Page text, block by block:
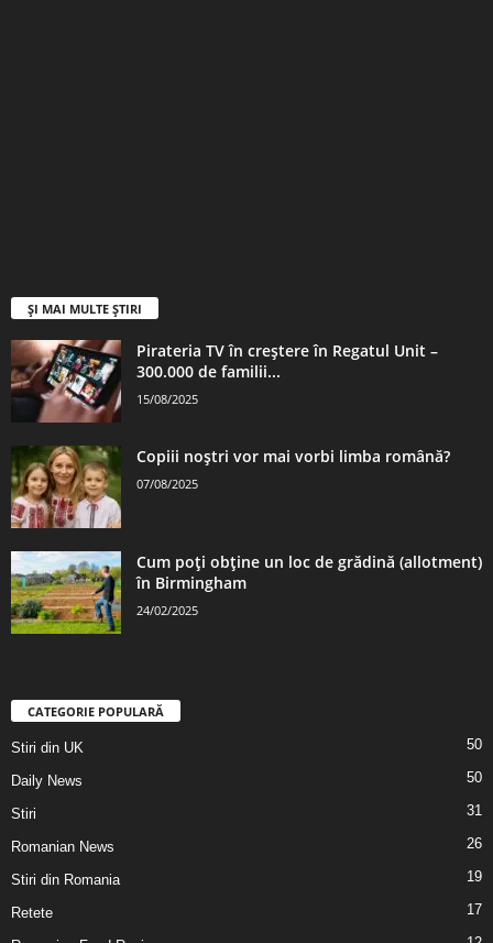
ȘI MAI MULTE ȘTIRI
Pirateria TV în creștere în Regatul Unit –
300.000 de familii...
15/08/2025
Copiii noștri vor mai vorbi limba română?
07/08/2025
Cum poți obține un loc de grădină (allotment)
în Birmingham
24/02/2025
CATEGORIE POPULARĂ
Stiri din UK 50
Daily News 50
Stiri 31
Romanian News 26
Stiri din Romania 19
Retete 17